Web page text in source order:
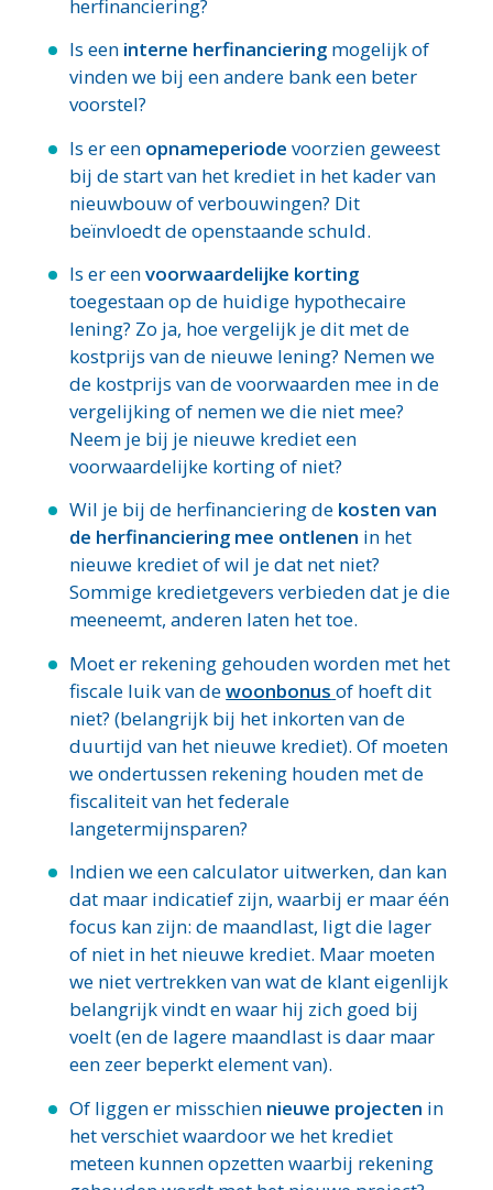
herfinanciering?
Is een interne herfinanciering mogelijk of
vinden we bij een andere bank een beter
voorstel?
Is er een opnameperiode voorzien geweest
bij de start van het krediet in het kader van
nieuwbouw of verbouwingen? Dit
beïnvloedt de openstaande schuld.
Is er eenvoorwaardelijke korting
toegestaan op de huidige hypothecaire
lening? Zo ja, hoe vergelijk je dit met de
kostprijs van de nieuwe lening? Nemen we
de kostprijs van de voorwaarden mee in de
vergelijking of nemen we die niet mee?
Neem je bij je nieuwe krediet een
voorwaardelijke korting of niet?
Wil je bij de herfinanciering de kosten van
de herfinanciering mee ontlenen in het
nieuwe krediet of wil je dat net niet?
Sommige kredietgevers verbieden dat je die
meeneemt, anderen laten het toe.
Moet er rekening gehouden worden met het
fiscale luik van dewoonbonus of hoeft dit
niet? (belangrijk bij het inkorten van de
duurtijd van het nieuwe krediet). Of moeten
we ondertussen rekening houden met de
fiscaliteit van het federale
langetermijnsparen?
Indien we een calculator uitwerken, dan kan
dat maar indicatief zijn, waarbij er maar één
focus kan zijn: de maandlast, ligt die lager
of niet in het nieuwe krediet. Maar moeten
we niet vertrekken van wat de klant eigenlijk
belangrijk vindt en waar hij zich goed bij
voelt (en de lagere maandlast is daar maar
een zeer beperkt element van).
Of liggen er misschien nieuwe projecten in
het verschiet waardoor we het krediet
meteen kunnen opzetten waarbij rekening